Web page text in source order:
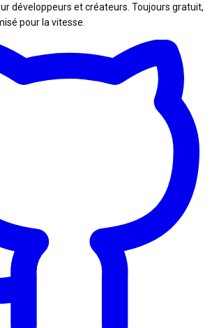
développeurs et créateurs. Toujours gratuit,
pour la vitesse.